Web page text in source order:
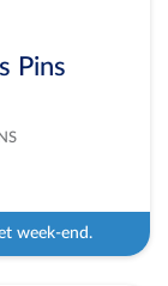
Pins
week-end.